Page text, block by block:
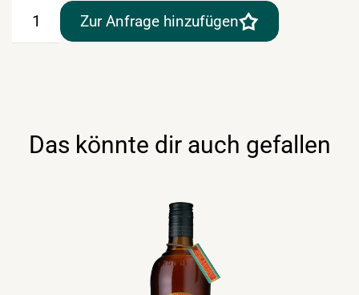
Rum
Zur Anfrage hinzufügen
Das könnte dir auch gefallen